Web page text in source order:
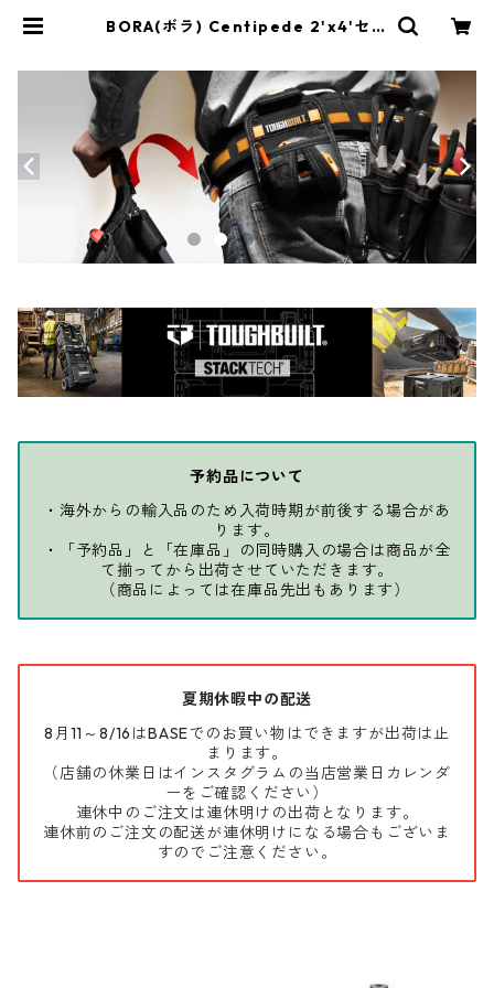
BORA(ボラ) Centipede 2'x4'セン
予約品について
・海外からの輸入品のため入荷時期が前後する場合があ
ります。
・「予約品」と「在庫品」の同時購入の場合は商品が全
て揃ってから出荷させていただきます。
（商品によっては在庫品先出もあります）
夏期休暇中の配送
8月11～8/16はBASEでのお買い物はできますが出荷は止
まります。
（店舗の休業日はインスタグラムの当店営業日カレンダ
ーをご確認ください）
連休中のご注文は連休明けの出荷となります。
連休前のご注文の配送が連休明けになる場合もございま
すのでご注意ください。